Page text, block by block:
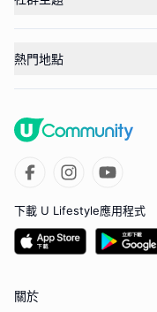
熱門地點
下載 U Lifestyle應用程式
關於